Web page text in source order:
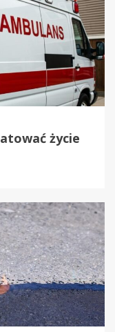
życie